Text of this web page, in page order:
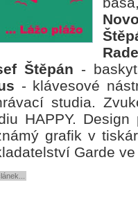
Štěpán -
- klávesové
studia.
HAPPY.
grafik v
Garde